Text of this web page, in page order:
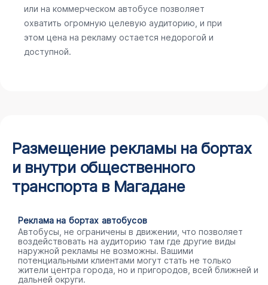
или на коммерческом автобусе позволяет
охватить огромную целевую аудиторию, и при
этом цена на рекламу остается недорогой и
доступной.
Размещение рекламы на бортах
и внутри общественного
транспорта в Магадане
Реклама на бортах автобусов
Автобусы, не ограничены в движении, что позволяет
воздействовать на аудиторию там где другие виды
наружной рекламы не возможны. Вашими
потенциальными клиентами могут стать не только
жители центра города, но и пригородов, всей ближней и
дальней округи.